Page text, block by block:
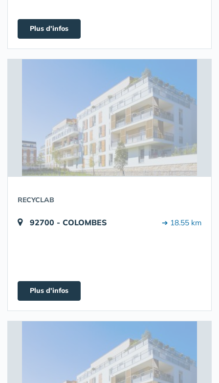
Plus d'infos
RECYCLAB
92700 - COLOMBES ➔ 18.55 km
Plus d'infos